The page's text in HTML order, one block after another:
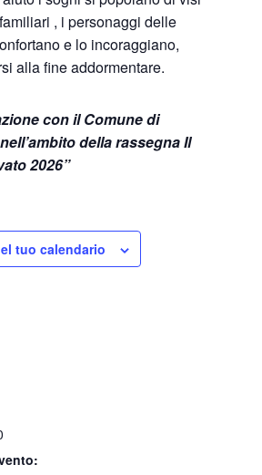
, i personaggi delle
e lo incoraggiano,
alla fine addormentare.
con il Comune di
della rassegna Il
2026”
tuo calendario